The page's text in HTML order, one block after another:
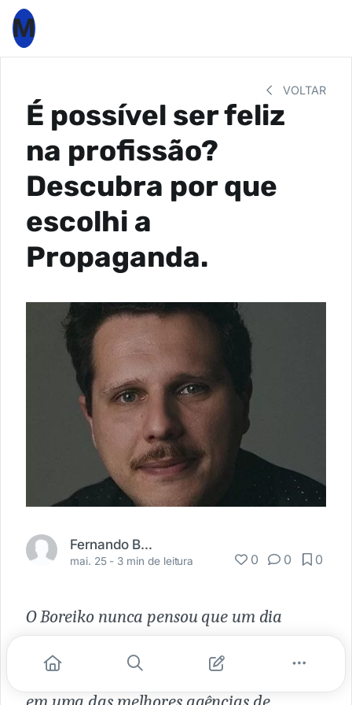
M
VOLTAR
É possível ser feliz
na profissão?
Descubra por que
escolhi a
Propaganda.
Fernando Boreiko
mai. 25 - 3 min de leitura 0 0 0
O Boreiko nunca pensou que um dia
Clube de Criação do Paraná e trabalha